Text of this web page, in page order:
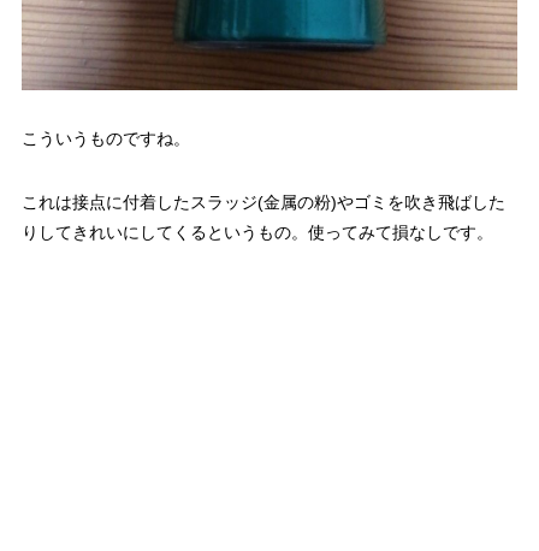
こういうものですね。
これは接点に付着したスラッジ(金属の粉)やゴミを吹き飛ばした
りしてきれいにしてくるというもの。使ってみて損なしです。